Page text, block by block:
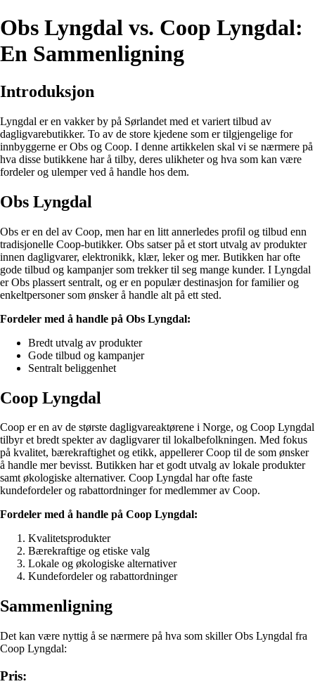
Obs Lyngdal vs. Coop Lyngdal:
En Sammenligning
Introduksjon
Lyngdal er en vakker by på Sørlandet med et variert tilbud av
dagligvarebutikker. To av de store kjedene som er tilgjengelige for
innbyggerne er Obs og Coop. I denne artikkelen skal vi se nærmere på
hva disse butikkene har å tilby, deres ulikheter og hva som kan være
fordeler og ulemper ved å handle hos dem.
Obs Lyngdal
Obs er en del av Coop, men har en litt annerledes profil og tilbud enn
tradisjonelle Coop-butikker. Obs satser på et stort utvalg av produkter
innen dagligvarer, elektronikk, klær, leker og mer. Butikken har ofte
gode tilbud og kampanjer som trekker til seg mange kunder. I Lyngdal
er Obs plassert sentralt, og er en populær destinasjon for familier og
enkeltpersoner som ønsker å handle alt på ett sted.
Fordeler med å handle på Obs Lyngdal:
Bredt utvalg av produkter
Gode tilbud og kampanjer
Sentralt beliggenhet
Coop Lyngdal
Coop er en av de største dagligvareaktørene i Norge, og Coop Lyngdal
tilbyr et bredt spekter av dagligvarer til lokalbefolkningen. Med fokus
på kvalitet, bærekraftighet og etikk, appellerer Coop til de som ønsker
å handle mer bevisst. Butikken har et godt utvalg av lokale produkter
samt økologiske alternativer. Coop Lyngdal har ofte faste
kundefordeler og rabattordninger for medlemmer av Coop.
Fordeler med å handle på Coop Lyngdal:
Kvalitetsprodukter
Bærekraftige og etiske valg
Lokale og økologiske alternativer
Kundefordeler og rabattordninger
Sammenligning
Det kan være nyttig å se nærmere på hva som skiller Obs Lyngdal fra
Coop Lyngdal:
Pris: